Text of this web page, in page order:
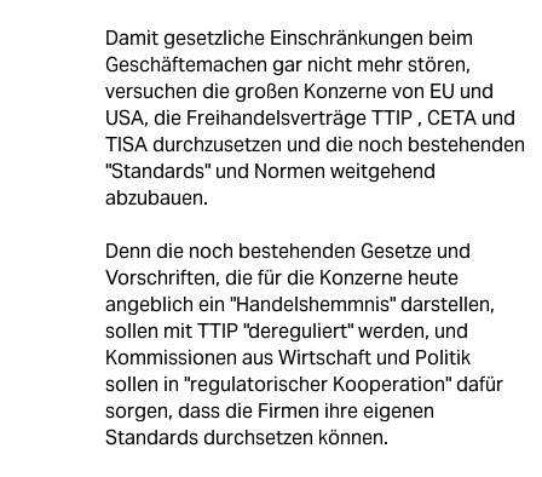
Damit gesetzliche Einschränkungen beim
Geschäftemachen gar nicht mehr stören,
versuchen die großen Konzerne von EU und
USA, die Freihandelsverträge TTIP , CETA und
TISA durchzusetzen und die noch bestehenden
"Standards" und Normen weitgehend
abzubauen.
Denn die noch bestehenden Gesetze und
Vorschriften, die für die Konzerne heute
angeblich ein "Handelshemmnis" darstellen,
sollen mit TTIP "dereguliert" werden, und
Kommissionen aus Wirtschaft und Politik
sollen in "regulatorischer Kooperation" dafür
sorgen, dass die Firmen ihre eigenen
Standards durchsetzen können.